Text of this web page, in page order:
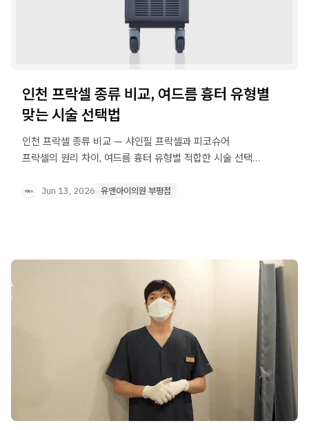
인천 프락셀 종류 비교, 여드름 흉터 유형별
맞는 시술 선택법
인천 프락셀 종류 비교 — 샤인필 프락셀과 피코슈어
프락셀의 원리 차이, 여드름 흉터 유형별 적합한 시술 선택
Jun 13, 2026 유앤아이의원 부평점